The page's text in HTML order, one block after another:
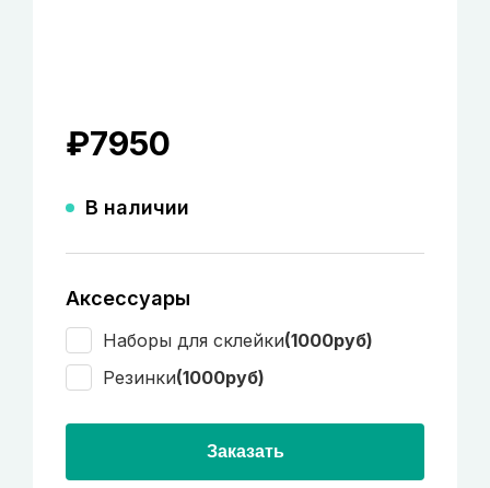
₽7950
В наличии
Аксессуары
Наборы для склейки(1000руб)
Резинки(1000руб)
Заказать